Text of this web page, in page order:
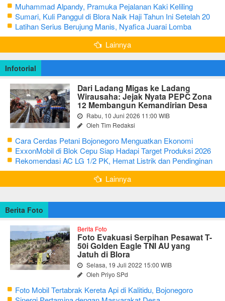
Muhammad Alpandy, Pramuka Pejalanan Kaki Keliling
Nusantara dengan Misi Literasi Budaya
Sumari, Kuli Panggul di Blora Naik Haji Tahun Ini Setelah 20
Tahun Sisihkan Uang Receh
Latihan Serius Berujung Manis, Nyafica Juarai Lomba
Bertutur tentang Nilai Hidup Orang Samin
Lainnya
Infotorial
Dari Ladang Migas ke Ladang
Wirausaha: Jejak Nyata PEPC Zona
12 Membangun Kemandirian Desa
Rabu, 10 Juni 2026 11:00 WIB
Oleh Tim Redaksi
Cara Cerdas Petani Bojonegoro Menguatkan Ekonomi
Keluarga
ExxonMobil di Blok Cepu Siap Hadapi Target Produksi 2026
Rekomendasi AC LG 1/2 PK, Hemat Listrik dan Pendinginan
Maksimal
Lainnya
Berita Foto
Berita Foto
Foto Evakuasi Serpihan Pesawat T-
50i Golden Eagle TNI AU yang
Jatuh di Blora
Selasa, 19 Juli 2022 15:00 WIB
Oleh Priyo SPd
Foto Mobil Tertabrak Kereta Api di Kalitidu, Bojonegoro